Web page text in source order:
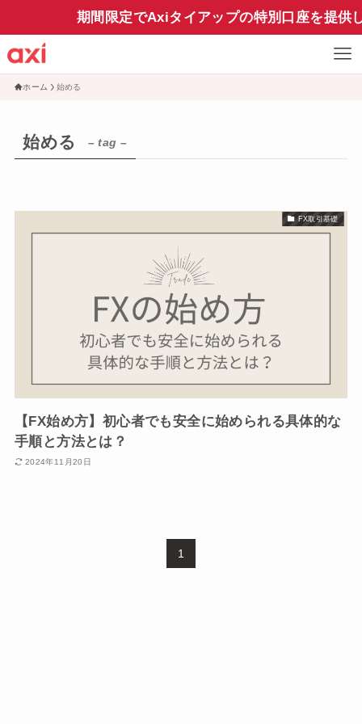
期間限定でAxiタイアップの特別口座を提供
ホーム 始める
始める – tag –
FX取引基礎
【FX始め方】初心者でも安全に始められる具体的な
手順と方法とは？
2024年11月20日
1